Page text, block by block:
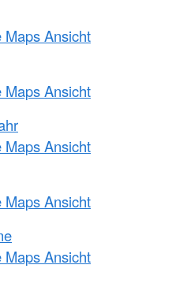
Maps Ansicht
Maps Ansicht
Maps Ansicht
Maps Ansicht
Maps Ansicht